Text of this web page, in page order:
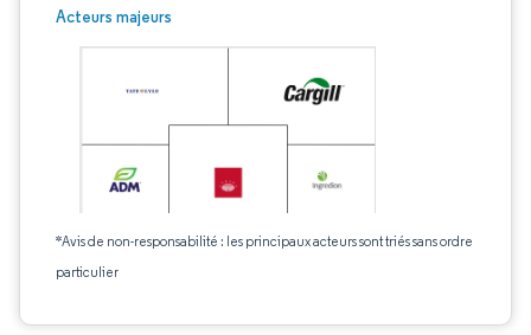
Acteurs majeurs
*Avis de non-responsabilité : les principaux acteurs sont triés sans ordre
particulier